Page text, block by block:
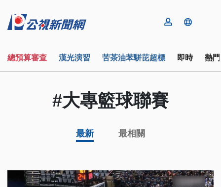
總預算審查 漢光演習 苦茶油苯駢芘超標 即時 熱
#大專籃球聯賽
最新 最相關